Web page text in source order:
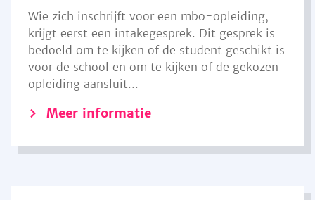
Wie zich inschrijft voor een mbo-opleiding,
krijgt eerst een intakegesprek. Dit gesprek is
bedoeld om te kijken of de student geschikt is
voor de school en om te kijken of de gekozen
opleiding aansluit...
Meer informatie